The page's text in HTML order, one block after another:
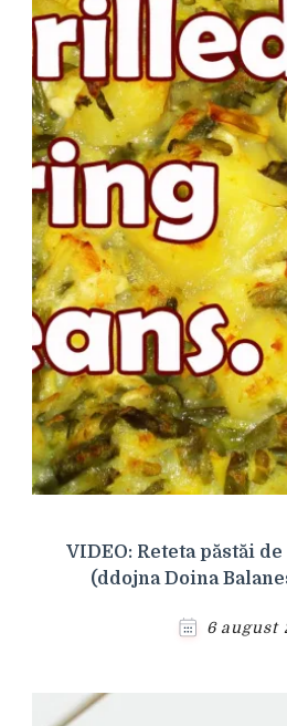
VIDEO: Reteta păstăi
(ddojna Doina
6 august